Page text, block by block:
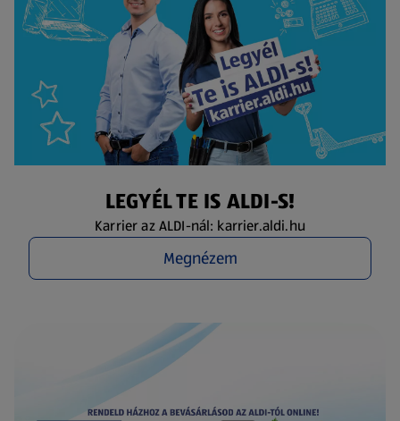
LEGYÉL TE IS ALDI-S!
Karrier az ALDI-nál: karrier.aldi.hu
Megnézem